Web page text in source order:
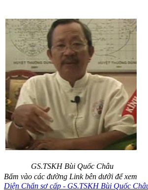
GS.TSKH Bùi Quốc Châu
Bấm vào các đường Link bên dưới để xem
Diện Chẩn sơ cấp - GS.TSKH Bùi Quốc